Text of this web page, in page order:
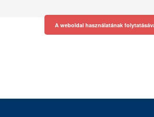
A weboldal használatának